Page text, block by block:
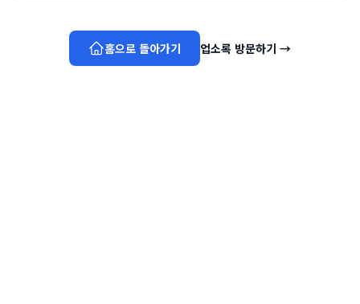
홈으로 돌아가기 업소록 방문하기 →